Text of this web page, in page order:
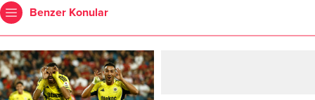
Benzer Konular